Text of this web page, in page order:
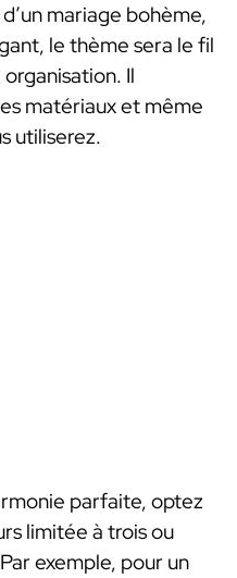
mariage bohème,
le thème sera le fil
Il
matériaux et même
utiliserez.
parfaite, optez
limitée à trois ou
exemple, pour un